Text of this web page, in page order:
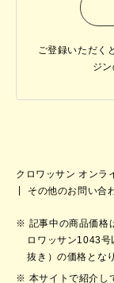
ご登録いただく
ジ
クロワッサン オンラ
その他のお問い合
記事中の商品価格
ロワッサン1043号
抜き）の価格とな
本サイトで紹介し